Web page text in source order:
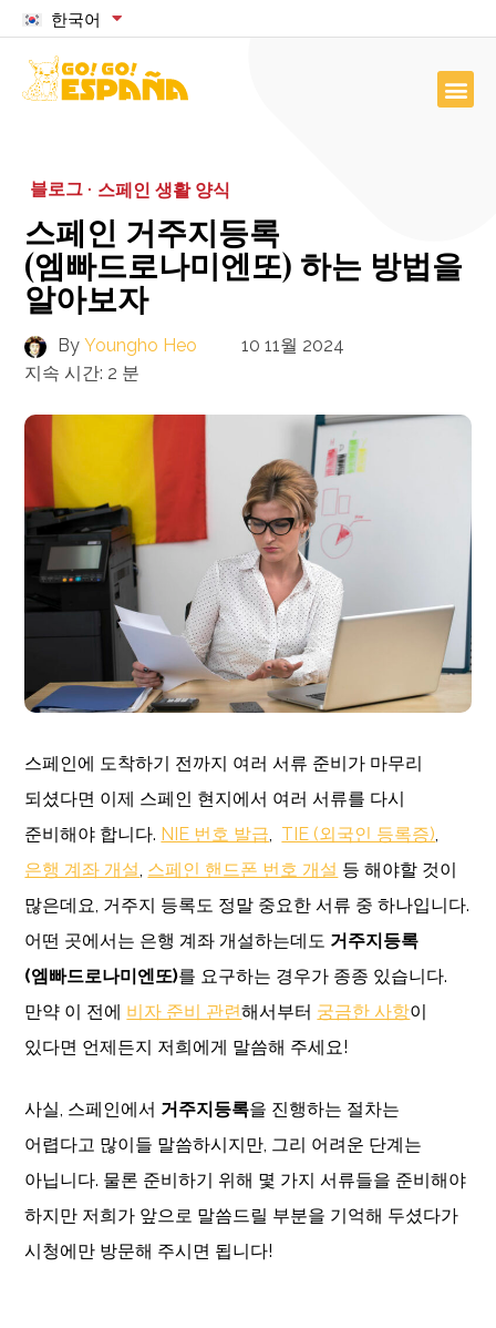
한국어
블로그 · 스페인 생활 양식
스페인 거주지등록
(엠빠드로나미엔또) 하는 방법을
알아보자
By Youngho Heo
10 11월 2024
지속 시간: 2 분
스페인에 도착하기 전까지 여러 서류 준비가 마무리
되셨다면 이제 스페인 현지에서 여러 서류를 다시
준비해야 합니다. NIE 번호 발급 TIE (외국인 등록증)
은행 계좌 개설 스페인 핸드폰 번호 개설 등 해야할 것이
많은데요, 거주지 등록도 정말 중요한 서류 중 하나입니다.
어떤 곳에서는 은행 계좌 개설하는데도 거주지등록
(엠빠드로나미엔또)를 요구하는 경우가 종종 있습니다.
만약 이 전에 비자 준비 관련해서부터 궁금한 사항이
있다면 언제든지 저희에게 말씀해 주세요!
사실, 스페인에서 거주지등록을 진행하는 절차는
어렵다고 많이들 말씀하시지만, 그리 어려운 단계는
아닙니다. 물론 준비하기 위해 몇 가지 서류들을 준비해야
하지만 저희가 앞으로 말씀드릴 부분을 기억해 두셨다가
시청에만 방문해 주시면 됩니다!